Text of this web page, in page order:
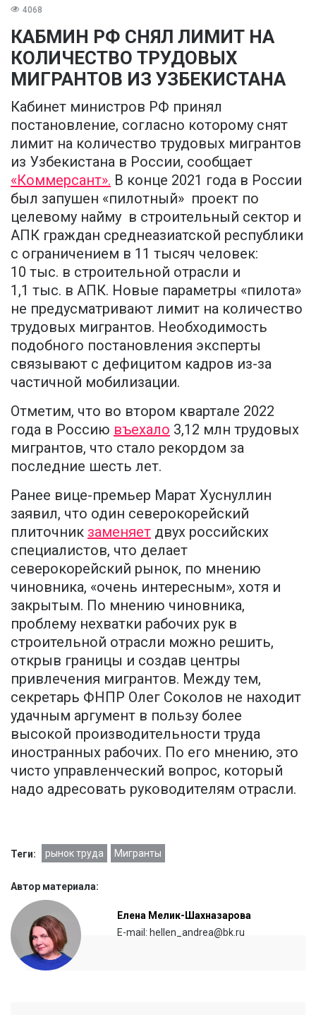
4068
КАБМИН РФ СНЯЛ ЛИМИТ НА
КОЛИЧЕСТВО ТРУДОВЫХ
МИГРАНТОВ ИЗ УЗБЕКИСТАНА
Кабинет министров РФ принял
постановление, согласно которому снят
лимит на количество трудовых мигрантов
из Узбекистана в России, сообщает
«Коммерсант». В конце 2021 года в России
был запушен «пилотный» проект по
целевому найму в строительный сектор и
АПК граждан среднеазиатской республики
с ограничением в 11 тысяч человек:
10 тыс. в строительной отрасли и
1,1 тыс. в АПК. Новые параметры «пилота»
не предусматривают лимит на количество
трудовых мигрантов. Необходимость
подобного постановления эксперты
связывают с дефицитом кадров из-за
частичной мобилизации.
Отметим, что во втором квартале 2022
года в Россию въехало 3,12 млн трудовых
мигрантов, что стало рекордом за
последние шесть лет.
Ранее вице-премьер Марат Хуснуллин
заявил, что один северокорейский
плиточник заменяет двух российских
специалистов, что делает
северокорейский рынок, по мнению
чиновника, «очень интересным», хотя и
закрытым. По мнению чиновника,
проблему нехватки рабочих рук в
строительной отрасли можно решить,
открыв границы и создав центры
привлечения мигрантов. Между тем,
секретарь ФНПР Олег Соколов не находит
удачным аргумент в пользу более
высокой производительности труда
иностранных рабочих. По его мнению, это
чисто управленческий вопрос, который
надо адресовать руководителям отрасли.
Теги: рынок труда Мигранты
Автор материала:
Елена Мелик-Шахназарова
E-mail: hellen_andrea@bk.ru